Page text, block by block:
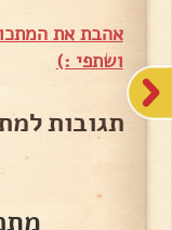
אהבת את
ושתפי :)
תגובות